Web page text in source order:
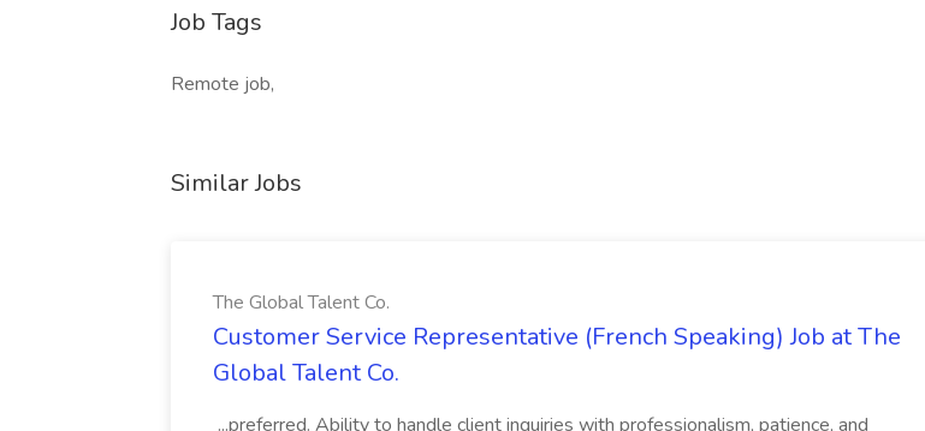
Job Tags
Remote job,
Similar Jobs
The Global Talent Co.
Customer Service Representative (French Speaking) Job at The
Global Talent Co.
...preferred. Ability to handle client inquiries with professionalism, patience, and